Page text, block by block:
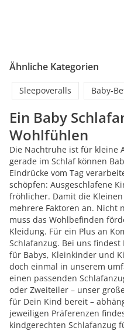
Ähnliche Kategorien
Sleepoveralls Baby-
Ein Baby
Wohlfühlen
Die Nachtruhe ist für kleine
gerade im Schlaf können
Eindrücke vom Tag
schöpfen: Ausgeschlafene
fröhlicher. Damit die
mehrere Faktoren an. Nicht
muss das Wohlbefinden
Kleidung. Für ein Plus an
Schlafanzug. Bei uns
für Babys, Kleinkinder und
doch einmal in unserem
einen passenden
oder Zweiteiler – unser
für Dein Kind bereit –
jeweiligen Präferenzen
kindgerechten Schlafanzug